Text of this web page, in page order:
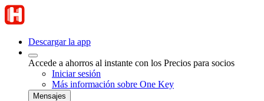
Descargar la app
Accede a ahorros al instante con los Precios para socios
Iniciar sesión
Más información sobre One Key
Mensajes